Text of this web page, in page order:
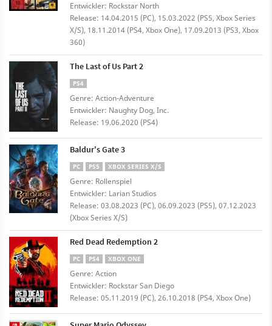
Entwickler: Rockstar North
Release: 14.04.2015 (PC), 15.03.2022 (PS5, Xbox Series
X/S), 18.11.2014 (PS4, Xbox One), 17.09.2013 (PS3, Xbox
360)
The Last of Us Part 2
PS4
Genre: Action-Adventure
Entwickler: Naughty Dog, Inc.
Release: 19.06.2020 (PS4)
Baldur's Gate 3
PC PS5 XBOX SERIES X/S
Genre: Rollenspiel
Entwickler: Larian Studios
Release: 03.08.2023 (PC), 06.09.2023 (PS5), 07.12.2023
(Xbox Series X/S)
Red Dead Redemption 2
PC PS4 XBOX ONE
Genre: Action
Entwickler: Rockstar San Diego
Release: 05.11.2019 (PC), 26.10.2018 (PS4, Xbox One)